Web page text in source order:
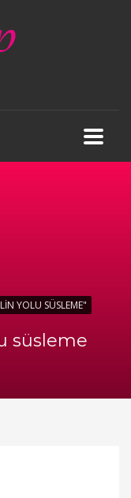
YOLU SÜSLEME"
süsleme